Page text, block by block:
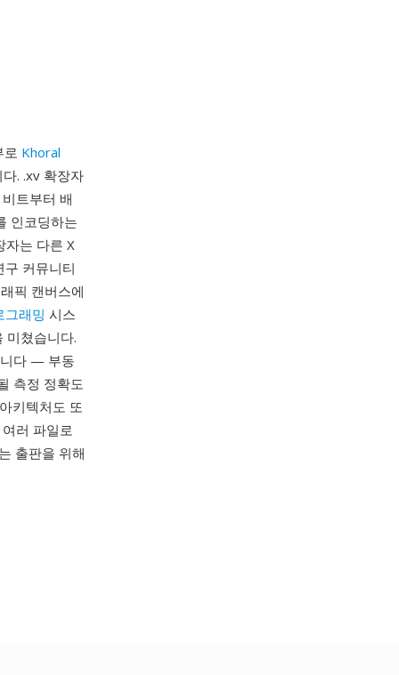
로 Khoral
. .xv 확장자
트부터 배
인코딩하는
자는 다른 X
커뮤니티
픽 캔버스에
그래밍 시스
미쳤습니다.
니다 — 부동
측정 정확도
키텍처도 또
러 파일로
출판을 위해